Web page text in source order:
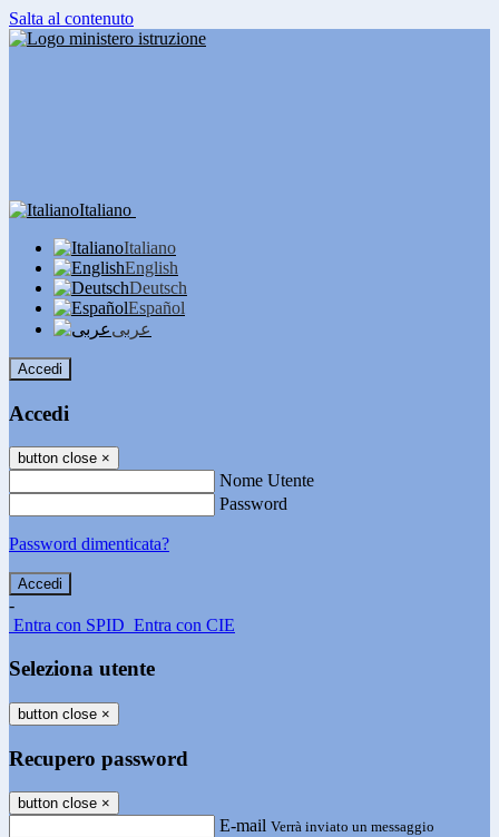
Salta al contenuto
Italiano
Italiano
English
Deutsch
Español
عربى
Accedi
Accedi
button close ×
Nome Utente
Password
Password dimenticata?
-
Entra con SPID Entra con CIE
Seleziona utente
button close ×
Recupero password
button close ×
E-mail Verrà inviato un messaggio